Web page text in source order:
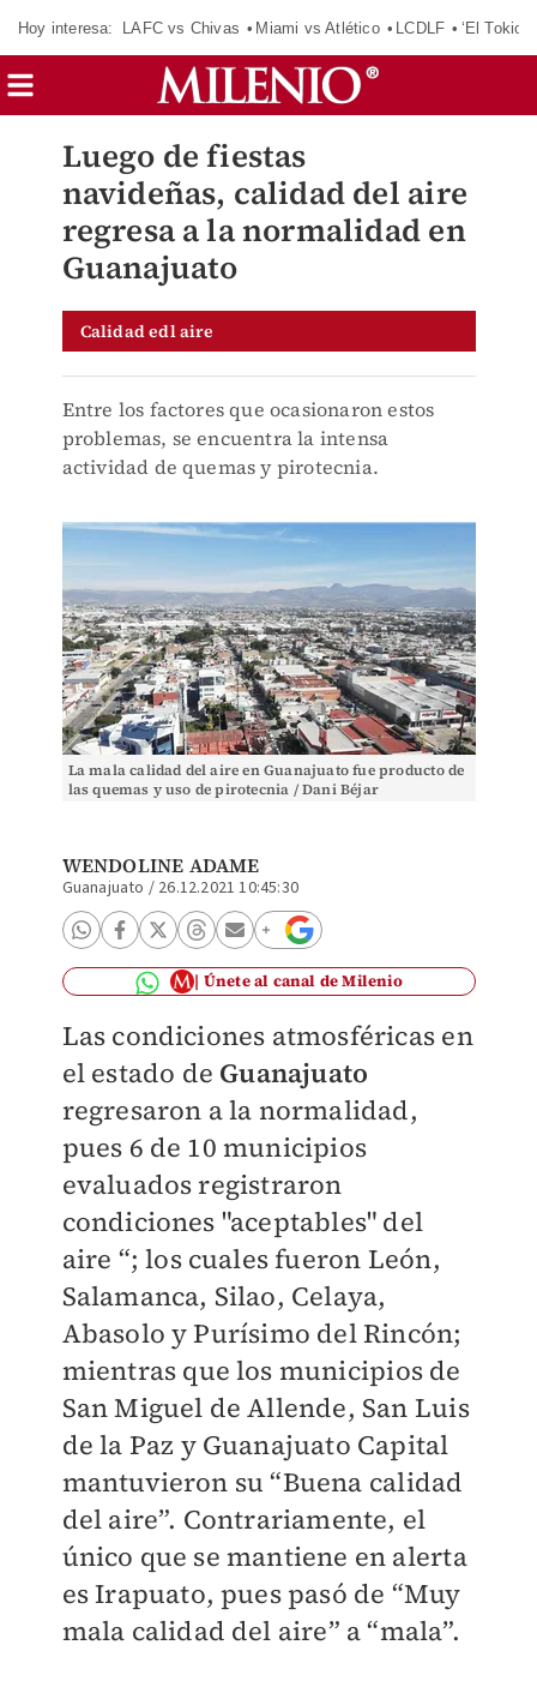
Hoy interesa: LAFC vs Chivas Miami vs Atlético LCDLF ‘El Tokio’
Luego de fiestas
navideñas, calidad del aire
regresa a la normalidad en
Guanajuato
Calidad edl aire
Entre los factores que ocasionaron estos
problemas, se encuentra la intensa
actividad de quemas y pirotecnia.
La mala calidad del aire en Guanajuato fue producto de
las quemas y uso de pirotecnia / Dani Béjar
WENDOLINE ADAME
Guanajuato / 26.12.2021 10:45:30
Únete al canal de Milenio
Las condiciones atmosféricas en
el estado de Guanajuato
regresaron a la normalidad,
pues 6 de 10 municipios
evaluados registraron
condiciones "aceptables" del
aire “; los cuales fueron León,
Salamanca, Silao, Celaya,
Abasolo y Purísimo del Rincón;
mientras que los municipios de
San Miguel de Allende, San Luis
de la Paz y Guanajuato Capital
mantuvieron su “Buena calidad
del aire”. Contrariamente, el
único que se mantiene en alerta
es Irapuato, pues pasó de “Muy
mala calidad del aire” a “mala”.